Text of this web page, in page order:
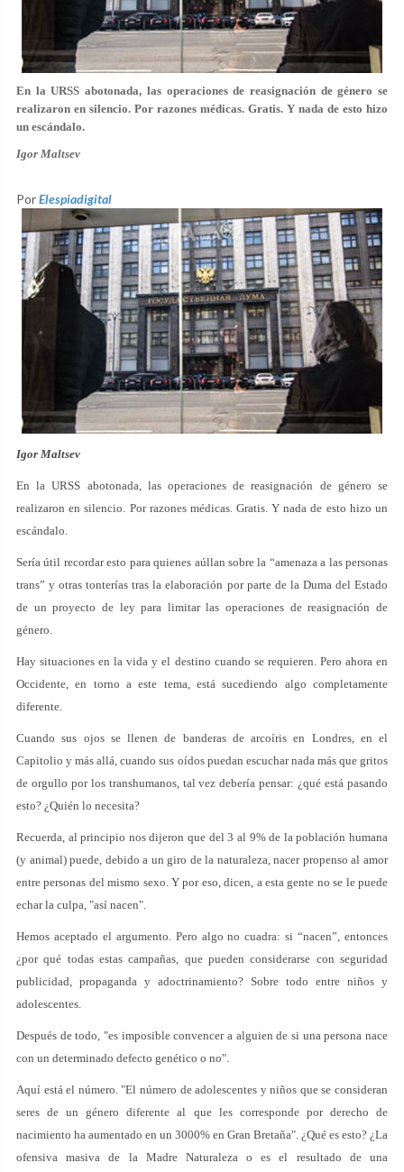
En la URSS abotonada, las operaciones de reasignación de género se
realizaron en silencio. Por razones médicas. Gratis. Y nada de esto hizo
un escándalo.
Igor Maltsev
PorElespiadigital
Igor Maltsev
En la URSS abotonada, las operaciones de reasignación de género se
realizaron en silencio. Por razones médicas. Gratis. Y nada de esto hizo un
escándalo.
Sería útil recordar esto para quienes aúllan sobre la “amenaza a las personas
trans” y otras tonterías tras la elaboración por parte de la Duma del Estado
de un proyecto de ley para limitar las operaciones de reasignación de
género.
Hay situaciones en la vida y el destino cuando se requieren. Pero ahora en
Occidente, en torno a este tema, está sucediendo algo completamente
diferente.
Cuando sus ojos se llenen de banderas de arcoíris en Londres, en el
Capitolio y más allá, cuando sus oídos puedan escuchar nada más que gritos
de orgullo por los transhumanos, tal vez debería pensar: ¿qué está pasando
esto? ¿Quién lo necesita?
Recuerda, al principio nos dijeron que del 3 al 9% de la población humana
(y animal) puede, debido a un giro de la naturaleza, nacer propenso al amor
entre personas del mismo sexo. Y por eso, dicen, a esta gente no se le puede
echar la culpa, "así nacen".
Hemos aceptado el argumento. Pero algo no cuadra: si “nacen”, entonces
¿por qué todas estas campañas, que pueden considerarse con seguridad
publicidad, propaganda y adoctrinamiento? Sobre todo entre niños y
adolescentes.
Después de todo, "es imposible convencer a alguien de si una persona nace
con un determinado defecto genético o no".
Aquí está el número. "El número de adolescentes y niños que se consideran
seres de un género diferente al que les corresponde por derecho de
nacimiento ha aumentado en un 3000% en Gran Bretaña". ¿Qué es esto? ¿La
ofensiva masiva de la Madre Naturaleza o es el resultado de una